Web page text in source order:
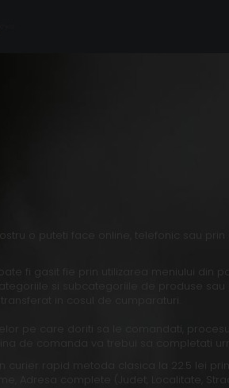
o puteti face online, telefonic sau prin
fi gasit fie prin utilizarea meniului din
si subcategoriile de produse
in cosul de cumparaturi.
pe care doriti sa le comandati,
de comanda va trebui sa completati
curier rapid metoda clasica la 22.5 lei
Adresa complete (Judet, Localitate,